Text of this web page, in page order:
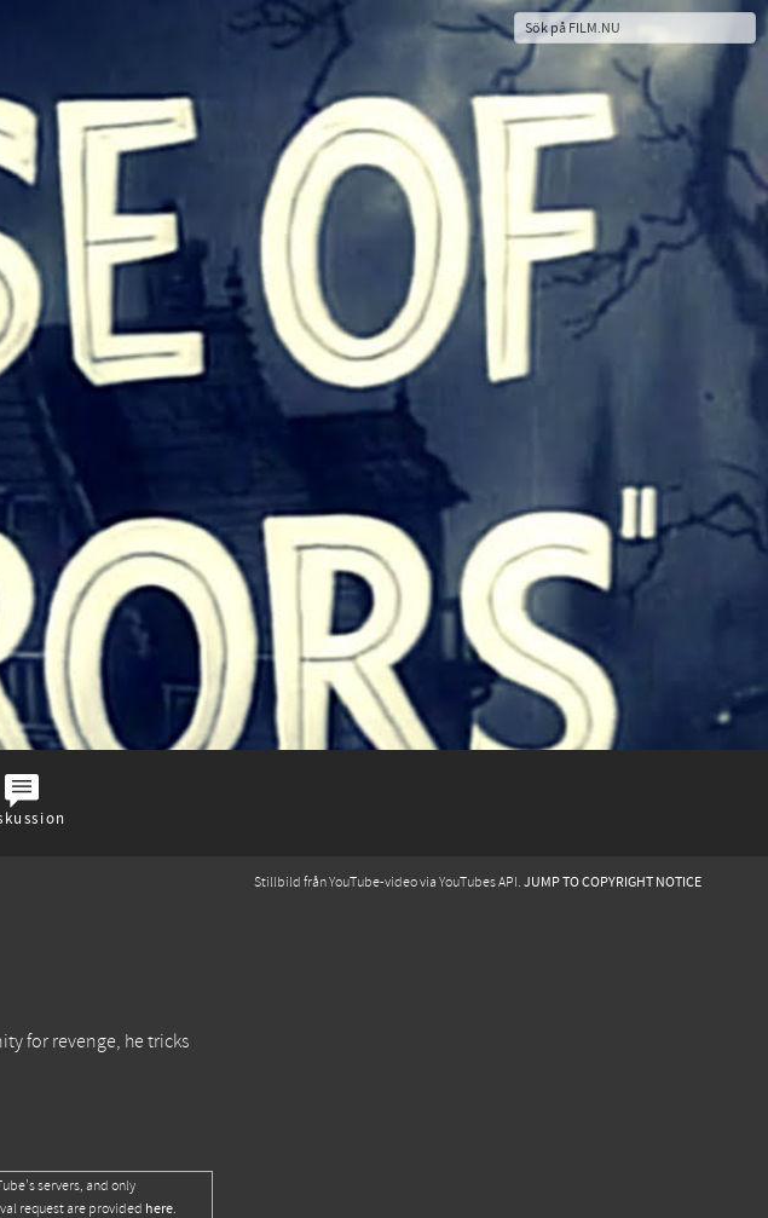
Stillbild från YouTube-video via YouTubes API. JUMP TO COPYRIGHT NOTICE
for revenge, he tricks
servers, and only
request are provided here.